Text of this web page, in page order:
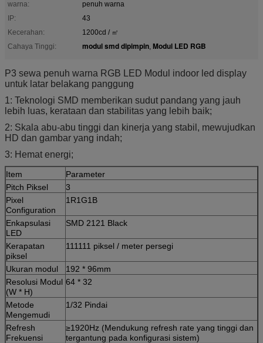
warna:
penuh warna
IP:
43
Kecerahan:
1200cd / ㎡
Cahaya Tinggi:
modul smd dipimpin, Modul LED RGB
P3 sewa penuh warna RGB LED Modul indoor led display
untuk latar belakang panggung
1: Teknologi SMD memberikan sudut pandang yang jauh
lebih luas, kerataan dan stabilitas yang lebih baik;
2: Skala abu-abu tinggi dan kinerja yang stabil, mewujudkan
HD dan gambar yang indah;
3: Hemat energi;
Item
Parameter
Pitch Piksel
3
Pixel
Configuration
1R1G1B
Enkapsulasi
LED
SMD 2121 Black
Kerapatan
piksel
111111 piksel / meter persegi
Ukuran modul
192 * 96mm
Resolusi Modul
(W * H)
64 * 32
Metode
Mengemudi
1/32 Pindai
Refresh
Frekuensi
≥1920Hz (Mendukung refresh rate yang tinggi dan
tergantung pada konfigurasi sistem)